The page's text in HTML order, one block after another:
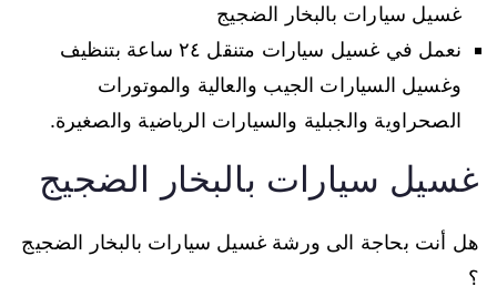
غسيل سيارات بالبخار الضجيج
نعمل في غسيل سيارات متنقل ٢٤ ساعة بتنظيف
وغسيل السيارات الجيب والعالية والموتورات
الصحراوية والجبلية والسيارات الرياضية والصغيرة.
غسيل سيارات بالبخار الضجيج
هل أنت بحاجة الى ورشة غسيل سيارات بالبخار الضجيج
؟